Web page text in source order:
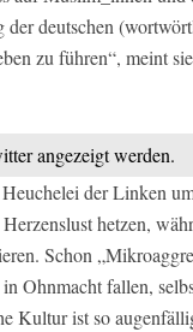
der deutschen
zu führen“, meint
angezeigt werden.
der Linken
hetzen,
Schon
Ohnmacht fallen,
Kultur ist so